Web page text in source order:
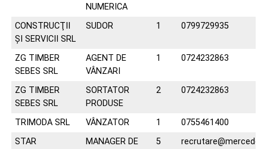
NUMERICA
CONSTRUCŢII
ŞI SERVICII SRL
SUDOR 1 0799729935
ZG TIMBER
SEBES SRL
AGENT DE
VÂNZARI
1 0724232863
ZG TIMBER
SEBES SRL
SORTATOR
PRODUSE
2 0724232863
TRIMODA SRL VÂNZATOR 1
0755461400
STAR
MANAGER DE
5